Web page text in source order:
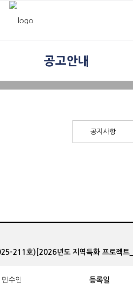
공고안내
공지사항
211호)[2026년도 지역특화 프로젝트
민수인 등록일